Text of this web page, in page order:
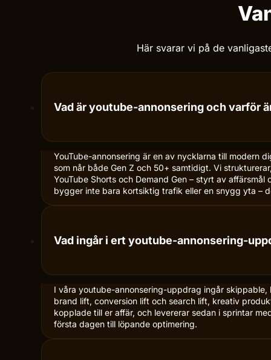
Här svarar vi på de
Vad är youtube-annonsering och varför
YouTube-annonsering är en av nycklarna till modern
som når både Gen Z och 50+ samtidigt. Vi
YouTube Shorts och Demand Gen – styrt av
bygger inte bara kortsiktig trafik eller en snygg yta –
Vad ingår i ert youtube-annonsering-
I våra youtube-annonsering-uppdrag ingår
brand lift, conversion lift och search lift, kreativ
kopplade till er affär, och levererar sedan i sprintar
första dagen till löpande optimering.